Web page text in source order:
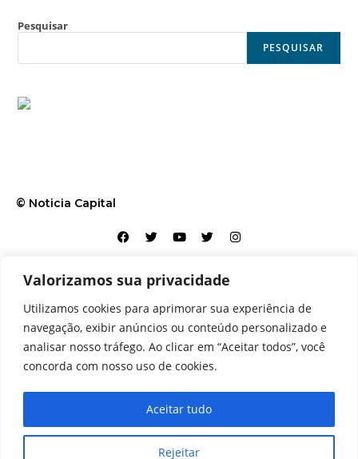
Valorizamos sua privacidade
Utilizamos cookies para aprimorar sua experiência de
navegação, exibir anúncios ou conteúdo personalizado e
analisar nosso tráfego. Ao clicar em “Aceitar todos”, você
concorda com nosso uso de cookies.
Rejeitar
Aceitar tudo
Pesquisar
PESQUISAR
© Noticia Capital
Contato Home Aviso legal Configurações de cookies
Equipe Perfil Política de cookies Serviços